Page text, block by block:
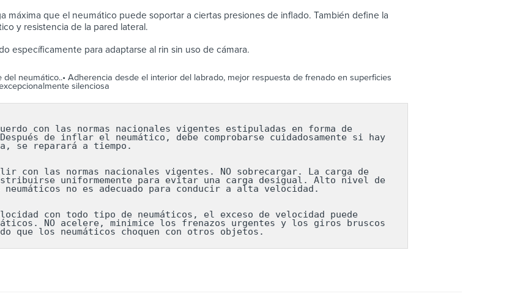
máxima que el neumático puede soportar a ciertas presiones de inflado. También define la
y resistencia de la pared lateral.
específicamente para adaptarse al rin sin uso de cámara.
neumático..• Adherencia desde el interior del labrado, mejor respuesta de frenado en superficies
silenciosa
con las normas nacionales vigentes estipuladas en forma de
de inflar el neumático, debe comprobarse cuidadosamente si hay
se reparará a tiempo.
con las normas nacionales vigentes. NO sobrecargar. La carga de
uniformemente para evitar una carga desigual. Alto nivel de
no es adecuado para conducir a alta velocidad.
con todo tipo de neumáticos, el exceso de velocidad puede
NO acelere, minimice los frenazos urgentes y los giros bruscos
que los neumáticos choquen con otros objetos.